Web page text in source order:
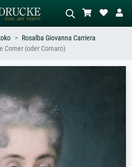
Ölgemälde, Stehender Akt neben einem
Rosalba Giovanna Carriera
Corner (oder Cornaro)